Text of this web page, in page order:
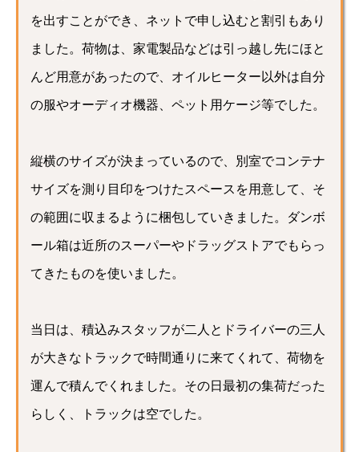
を出すことができ、ネットで申し込むと割引もあり
ました。荷物は、家電製品などは引っ越し先にほと
んど用意があったので、オイルヒーター以外は自分
の服やオーディオ機器、ペット用ケージ等でした。
縦横のサイズが決まっているので、別室でコンテナ
サイズを測り目印をつけたスペースを用意して、そ
の範囲に収まるように梱包していきました。ダンボ
ール箱は近所のスーパーやドラッグストアでもらっ
てきたものを使いました。
当日は、積込みスタッフが二人とドライバーの三人
が大きなトラックで時間通りに来てくれて、荷物を
運んで積んでくれました。その日最初の集荷だった
らしく、トラックは空でした。